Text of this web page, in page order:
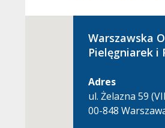
Warszawska
Pielęgniarek i
Adres
ul. Żelazna 59
00-848